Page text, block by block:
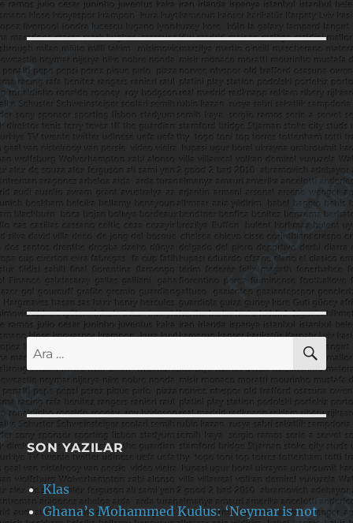
Ara:
SON YAZILAR
Klas
Ghana’s Mohammed Kudus: ‘Neymar is not